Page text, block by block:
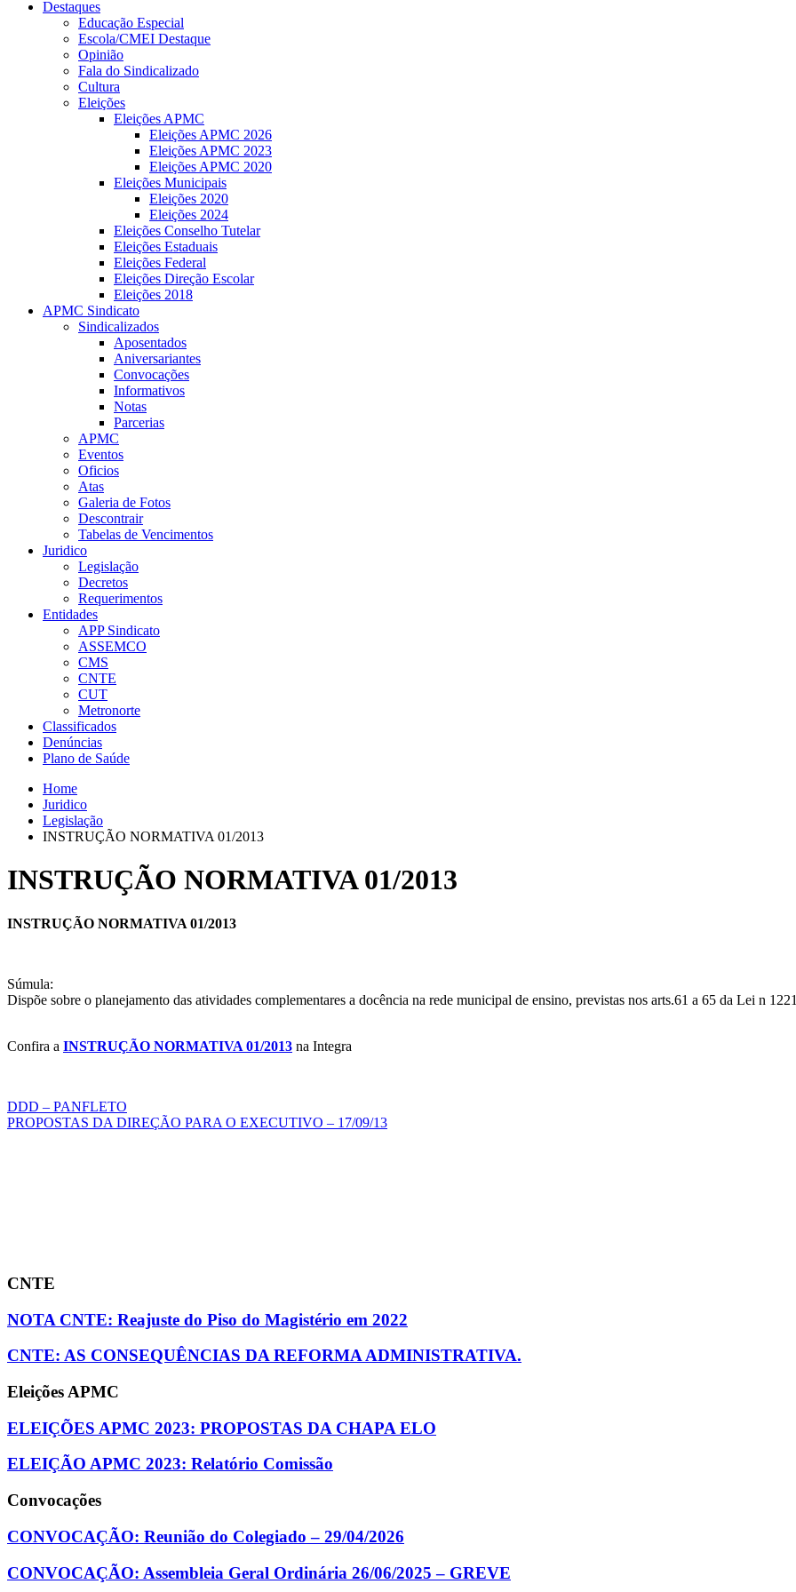
Destaques
Educação Especial
Escola/CMEI Destaque
Opinião
Fala do Sindicalizado
Cultura
Eleições
Eleições APMC
Eleições APMC 2026
Eleições APMC 2023
Eleições APMC 2020
Eleições Municipais
Eleições 2020
Eleições 2024
Eleições Conselho Tutelar
Eleições Estaduais
Eleições Federal
Eleições Direção Escolar
Eleições 2018
APMC Sindicato
Sindicalizados
Aposentados
Aniversariantes
Convocações
Informativos
Notas
Parcerias
APMC
Eventos
Oficios
Atas
Galeria de Fotos
Descontrair
Tabelas de Vencimentos
Juridico
Legislação
Decretos
Requerimentos
Entidades
APP Sindicato
ASSEMCO
CMS
CNTE
CUT
Metronorte
Classificados
Denúncias
Plano de Saúde
Home
Juridico
Legislação
INSTRUÇÃO NORMATIVA 01/2013
INSTRUÇÃO NORMATIVA 01/2013
INSTRUÇÃO NORMATIVA 01/2013
Súmula:
Dispõe sobre o planejamento das atividades complementares a docência na rede municipal de ensino, previstas nos arts.61 a 65 da Lei n
Confira a INSTRUÇÃO NORMATIVA 01/2013 na Integra
Navegação
de
DDD – PANFLETO
PROPOSTAS DA DIREÇÃO PARA O EXECUTIVO – 17/09/13
CNTE
NOTA CNTE: Reajuste do Piso do Magistério em 2022
CNTE: AS CONSEQUÊNCIAS DA REFORMA ADMINISTRATIVA.
Eleições APMC
ELEIÇÕES APMC 2023: PROPOSTAS DA CHAPA ELO
ELEIÇÃO APMC 2023: Relatório Comissão
Convocações
CONVOCAÇÃO: Reunião do Colegiado – 29/04/2026
CONVOCAÇÃO: Assembleia Geral Ordinária 26/06/2025 – GREVE